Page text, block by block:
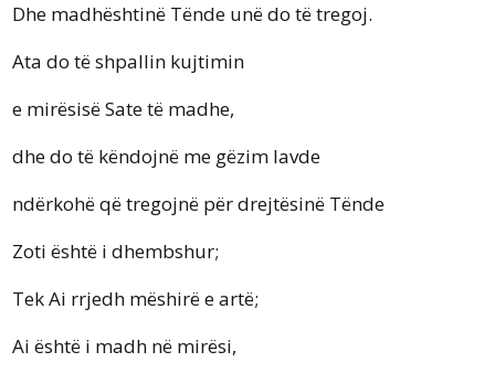
Dhe madhështinë Tënde unë do të tregoj.
Ata do të shpallin kujtimin
e mirësisë Sate të madhe,
dhe do të këndojnë me gëzim lavde
ndërkohë që tregojnë për drejtësinë Tënde
Zoti është i dhembshur;
Tek Ai rrjedh mëshirë e artë;
Ai është i madh në mirësi,